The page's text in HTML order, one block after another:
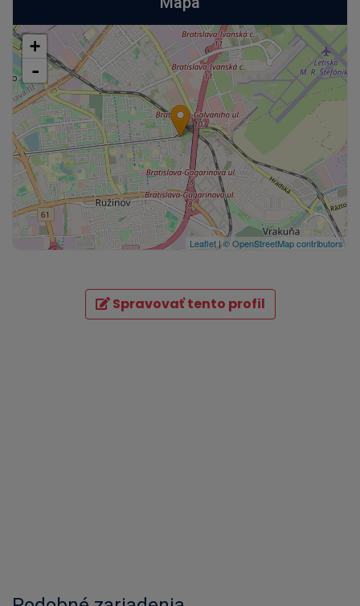
+
-
Leaflet |© OpenStreetMap contributors
Spravovať tento profil